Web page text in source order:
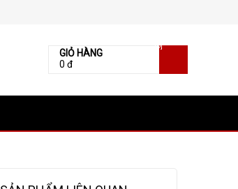
GIỎ HÀNG
0 đ
[0]